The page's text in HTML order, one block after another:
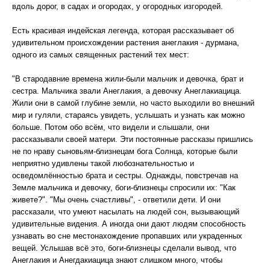
вдоль дорог, в садах и огородах, у огородных изгородей.
Есть красивая индейская легенда, которая рассказывает об
удивительном происхождении растения анеглакия - дурмана,
одного из самых священных растений тех мест:
"В стародавние времена жили-были мальчик и девочка, брат и
сестра. Мальчика звали Анеглакия, а девочку Анеглакиацица.
Жили они в самой глубине земли, но часто выходили во внешний
мир и гуляли, стараясь увидеть, услышать и узнать как можно
больше. Потом обо всём, что видели и слышали, они
рассказывали своей матери. Эти постоянные рассказы пришлись
не по нраву сыновьям-близнецам бога Солнца, которые были
неприятно удивлены такой любознательностью и
осведомлённостью брата и сестры. Однажды, повстречав на
Земле мальчика и девочку, боги-близнецы спросили их: "Как
живете?". "Мы очень счастливы", - ответили дети. И они
рассказали, что умеют насылать на людей сон, вызывающий
удивительные видения. А иногда они дают людям способность
узнавать во сне местонахождение пропавших или украденных
вещей. Услышав всё это, боги-близнецы сделали вывод, что
Анеглакия и Анегдакиацица знают слишком много, чтобы